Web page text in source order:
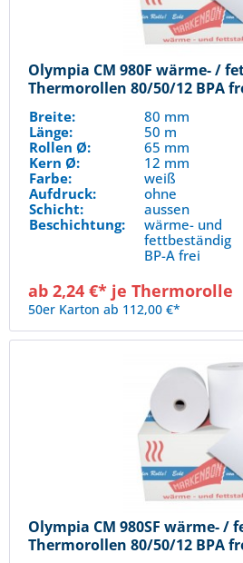
Olympia CM 980F wärme- /
Thermorollen 80/50/12 BPA
Breite:
80 mm
Länge:
50 m
Rollen Ø:
65 mm
Kern Ø:
12 mm
Farbe:
weiß
Aufdruck:
ohne
Schicht:
aussen
Beschichtung:
wärme- und
fettbeständig
BP-A frei
ab 2,24 €* je Thermorolle
50er Karton ab 112,00 €*
Olympia CM 980SF wärme- /
Thermorollen 80/50/12 BPA